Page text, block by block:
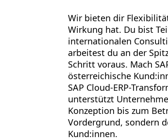
Wir bieten dir
Wirkung hat. Du bist
internationalen
arbeitest du an der
Schritt voraus. Mach
österreichische
SAP Cloud-ERP-
unterstützt
Konzeption bis zum
Vordergrund, sondern
Kund:innen.